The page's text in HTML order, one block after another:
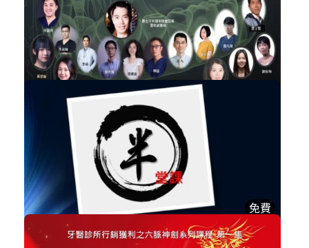
【數位牙科必勝法則】系列課程 NT$1...
系列性課程
購買後有效期限：2027-08-06
3610
免費
智慧牙醫的四堂半課-揭開半堂課的奧秘